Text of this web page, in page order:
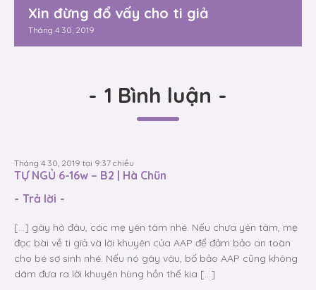
Xin đừng đổ vấy cho ti giả
Tháng 4 30, 2019
- 1 Bình luận -
Tháng 4 30, 2019 tại 9:37 chiều
TỰ NGỦ 6-16w – B2 | Hà Chũn
- Trả lời -
[…] gây hô đâu, các mẹ yên tâm nhé. Nếu chưa yên tâm, mẹ
đọc bài về ti giả và lời khuyên của AAP để đảm bảo an toàn
cho bé sơ sinh nhé. Nếu nó gây vâu, bố bảo AAP cũng không
dám đưa ra lời khuyên hùng hồn thế kia […]